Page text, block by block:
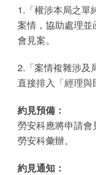
1.「權涉本局之單
案情，協助處理
會見案。
2.「案情複雜涉及
直接排入「經理
約見預備：
勞安科應將申請
勞安科彙辦。
約見通知：